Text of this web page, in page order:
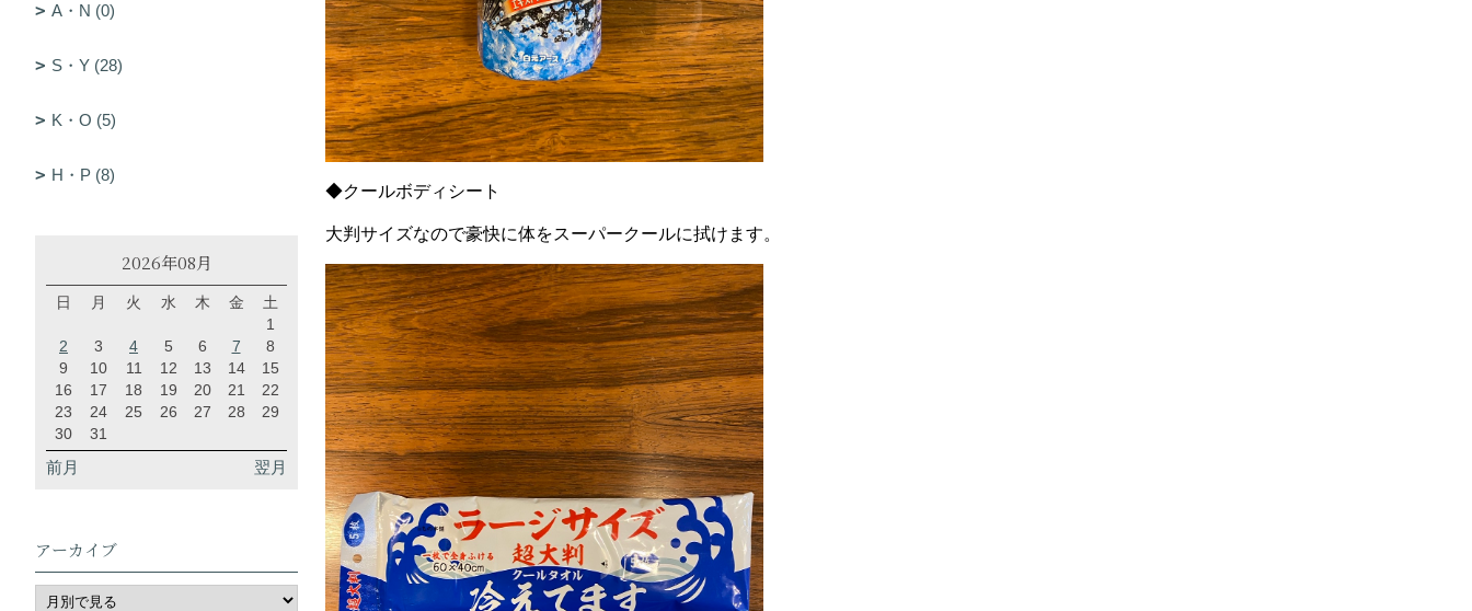
◆クールボディシート
大判サイズなので豪快に体をスーパークールに拭けます。
A・N (0)
S・Y (28)
K・O (5)
H・P (8)
2026年08月
日 月 火 水 木 金
土
1
2
3 4 5 6 7
8
9
10 11 12 13 14
15
16
17 18 19 20 21
22
23
24 25 26 27 28
29
30
31
前月 翌月
アーカイブ